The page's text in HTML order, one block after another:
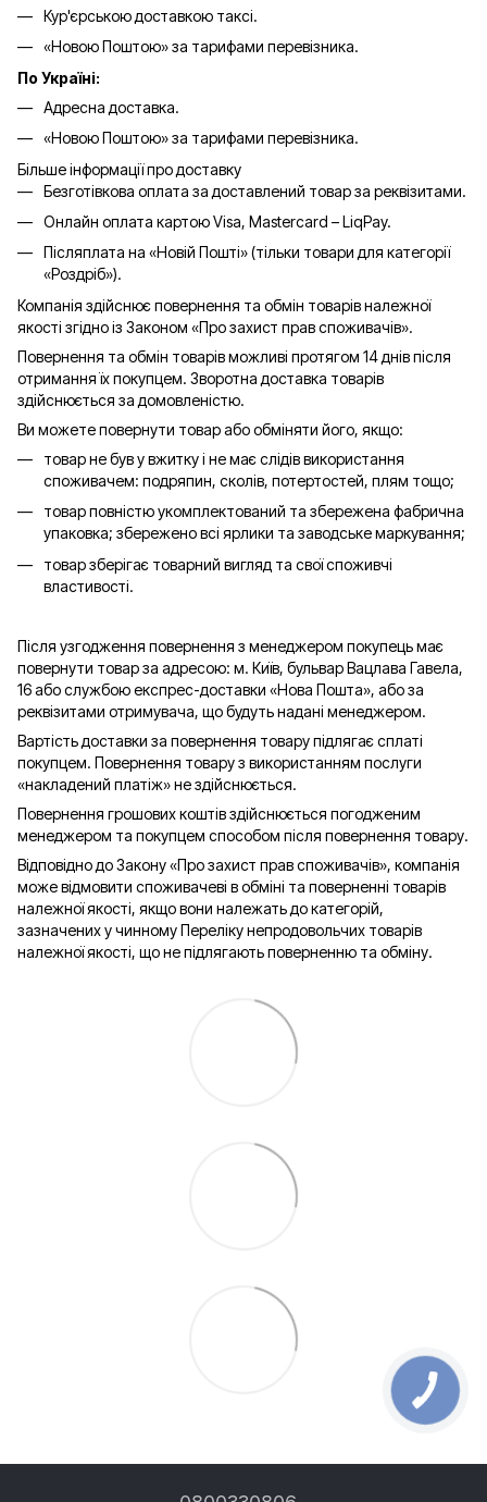
Кур'єрською доставкою таксі.
«Новою Поштою» за тарифами перевізника.
По Україні:
Адресна доставка.
«Новою Поштою» за тарифами перевізника.
Більше інформації про доставку
Безготівкова оплата за доставлений товар за реквізитами.
Онлайн оплата картою Visa, Mastercard – LiqPay.
Післяплата на «Новій Пошті» (тільки товари для категорії
«Роздріб»).
Компанія здійснює повернення та обмін товарів належної
якості згідно із Законом «Про захист прав споживачів».
Повернення та обмін товарів можливі протягом 14 днів після
отримання їх покупцем. Зворотна доставка товарів
здійснюється за домовленістю.
Ви можете повернути товар або обміняти його, якщо:
товар не був у вжитку і не має слідів використання
споживачем: подряпин, сколів, потертостей, плям тощо;
товар повністю укомплектований та збережена фабрична
упаковка; збережено всі ярлики та заводське маркування;
товар зберігає товарний вигляд та свої споживчі
властивості.
Після узгодження повернення з менеджером покупець має
повернути товар за адресою: м. Київ, бульвар Вацлава Гавела,
16 або службою експрес-доставки «Нова Пошта», або за
реквізитами отримувача, що будуть надані менеджером.
Вартість доставки за повернення товару підлягає сплаті
покупцем. Повернення товару з використанням послуги
«накладений платіж» не здійснюється.
Повернення грошових коштів здійснюється погодженим
менеджером та покупцем способом після повернення товару.
Відповідно до Закону «Про захист прав споживачів», компанія
може відмовити споживачеві в обміні та поверненні товарів
належної якості, якщо вони належать до категорій,
зазначених у чинному Переліку непродовольчих товарів
належної якості, що не підлягають поверненню та обміну.